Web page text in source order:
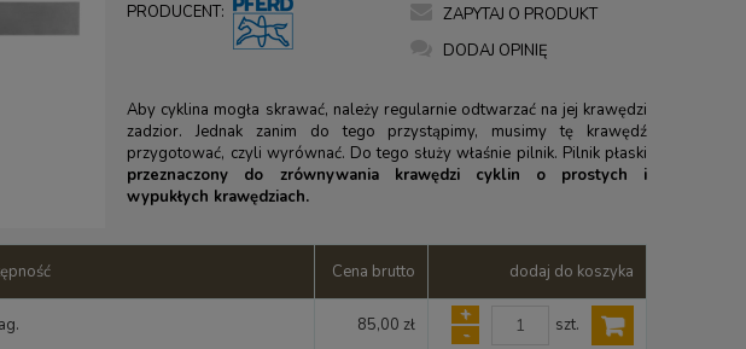
PRODUCENT:
ZAPYTAJ O PRODUKT
DODAJ OPINIĘ
Aby cyklina mogła skrawać, należy regularnie odtwarzać na jej krawędzi
zadzior. Jednak zanim do tego przystąpimy, musimy tę krawędź
przygotować, czyli wyrównać. Do tego służy właśnie pilnik. Pilnik płaski
przeznaczony do zrównywania krawędzi cyklin o prostych i
wypukłych krawędziach.
Cena brutto dodaj do koszyka
85,00 zł
+
-
szt.